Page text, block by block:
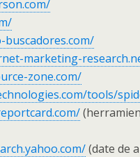
marketing-
zone.com/
tools/
(date de